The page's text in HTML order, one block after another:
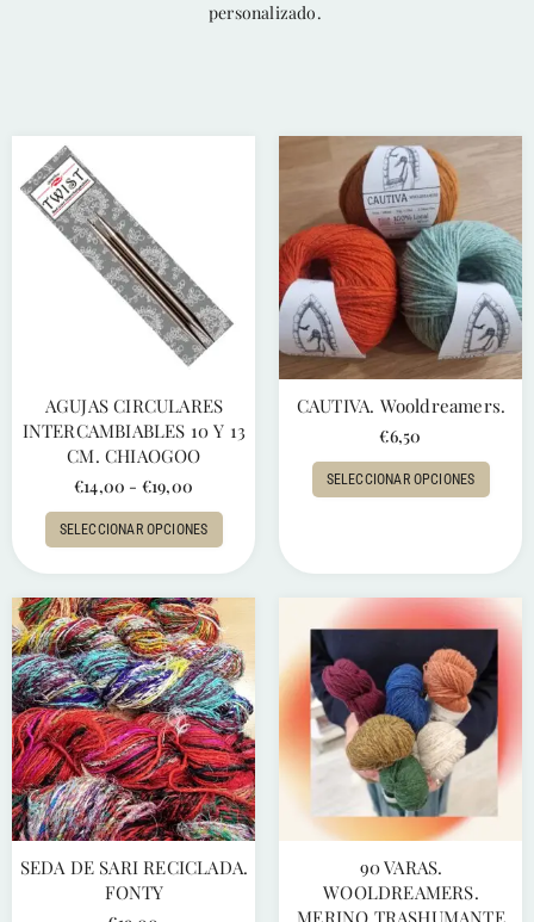
personalizado.
AGUJAS CIRCULARES
INTERCAMBIABLES 10 Y 13
CM. CHIAOGOO
€14,00 - €19,00
SELECCIONAR OPCIONES
CAUTIVA. Wooldreamers.
€6,50
SELECCIONAR OPCIONES
SEDA DE SARI RECICLADA.
FONTY
90 VARAS.
WOOLDREAMERS.